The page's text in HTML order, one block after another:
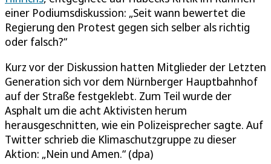
einer Podiumsdiskussion: „Seit wann bewertet die
Regierung den Protest gegen sich selber als richtig
oder falsch?“
Kurz vor der Diskussion hatten Mitglieder der Letzten
Generation sich vor dem Nürnberger Hauptbahnhof
auf der Straße festgeklebt. Zum Teil wurde der
Asphalt um die acht Aktivisten herum
herausgeschnitten, wie ein Polizeisprecher sagte. Auf
Twitter schrieb die Klimaschutzgruppe zu dieser
Aktion: „Nein und Amen.“ (dpa)